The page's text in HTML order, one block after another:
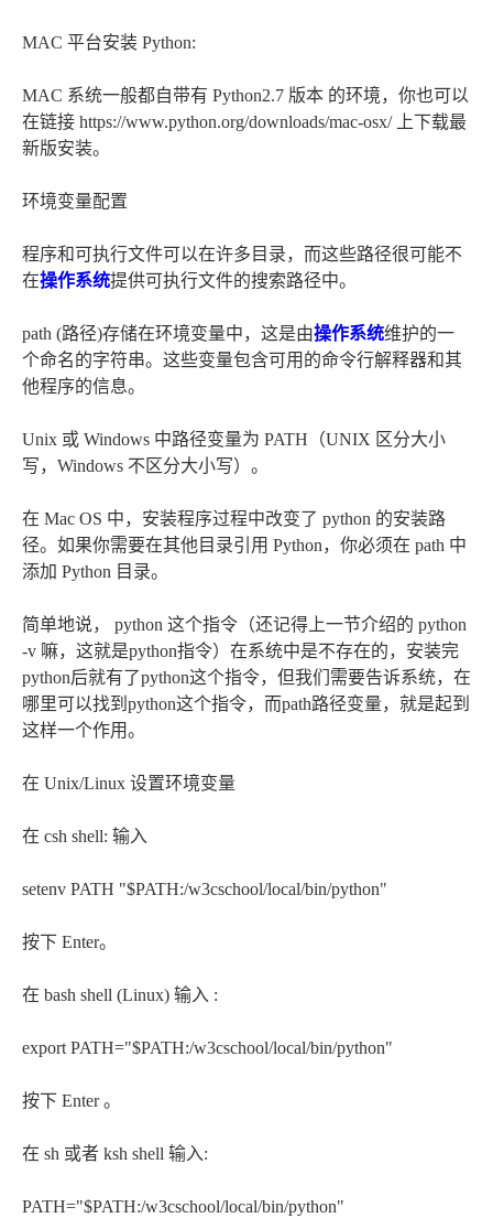
MAC 平台安装 Python:
MAC 系统一般都自带有 Python2.7 版本 的环境，你也可以
在链接 https://www.python.org/downloads/mac-osx/ 上下载最
新版安装。
环境变量配置
程序和可执行文件可以在许多目录，而这些路径很可能不
在操作系统提供可执行文件的搜索路径中。
path (路径)存储在环境变量中，这是由操作系统维护的一
个命名的字符串。这些变量包含可用的命令行解释器和其
他程序的信息。
Unix 或 Windows 中路径变量为 PATH（UNIX 区分大小
写，Windows 不区分大小写）。
在 Mac OS 中，安装程序过程中改变了 python 的安装路
径。如果你需要在其他目录引用 Python，你必须在 path 中
添加 Python 目录。
简单地说， python 这个指令（还记得上一节介绍的 python
-v 嘛，这就是python指令）在系统中是不存在的，安装完
python后就有了python这个指令，但我们需要告诉系统，在
哪里可以找到python这个指令，而path路径变量，就是起到
这样一个作用。
在 Unix/Linux 设置环境变量
在 csh shell: 输入
setenv PATH "$PATH:/w3cschool/local/bin/python"
按下 Enter。
在 bash shell (Linux) 输入 :
export PATH="$PATH:/w3cschool/local/bin/python"
按下 Enter 。
在 sh 或者 ksh shell 输入:
PATH="$PATH:/w3cschool/local/bin/python"